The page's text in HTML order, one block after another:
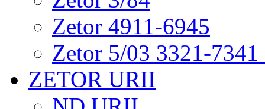
Zetor 4911-6945
Zetor 5/03 3321-7341
ZETOR URII